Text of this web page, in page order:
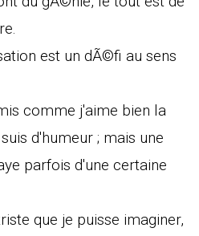
est un dÃ©fi au sens
comme j'aime bien la
d'humeur ; mais une
parfois d'une certaine
que je puisse imaginer,